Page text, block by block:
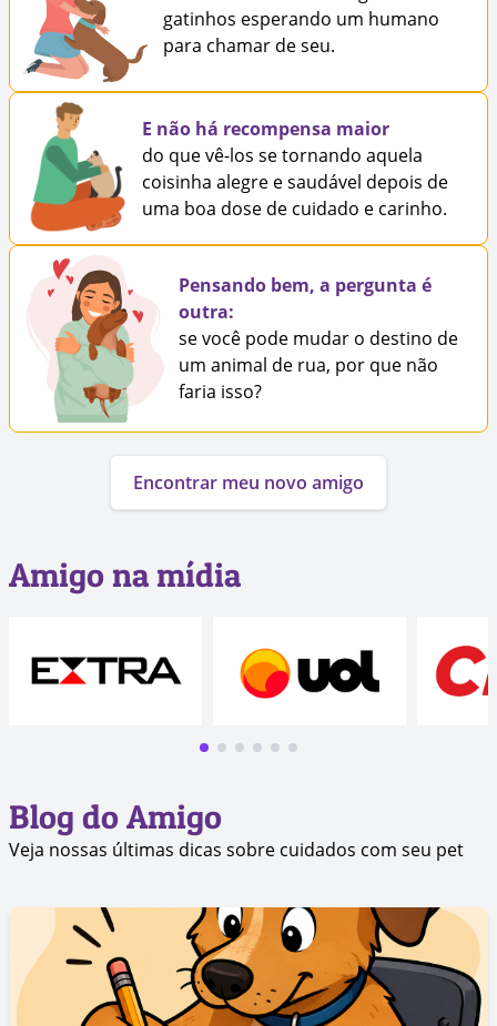
gatinhos esperando um humano
para chamar de seu.
E não há recompensa maior
do que vê-los se tornando aquela
coisinha alegre e saudável depois de
uma boa dose de cuidado e carinho.
Pensando bem, a pergunta é
outra:
se você pode mudar o destino de
um animal de rua, por que não
faria isso?
Encontrar meu novo amigo
Amigo na mídia
Blog do Amigo
Veja nossas últimas dicas sobre cuidados com seu pet